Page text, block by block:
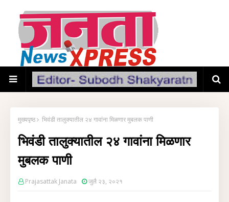
मुख्यपृष्ठ भिवंडी तालुक्यातील २४ गावांना मिळणार मुबलक पाणी
भिवंडी तालुक्यातील २४ गावांना मिळणार
मुबलक पाणी
Prajasattak Janata जुलै २३, २०२१